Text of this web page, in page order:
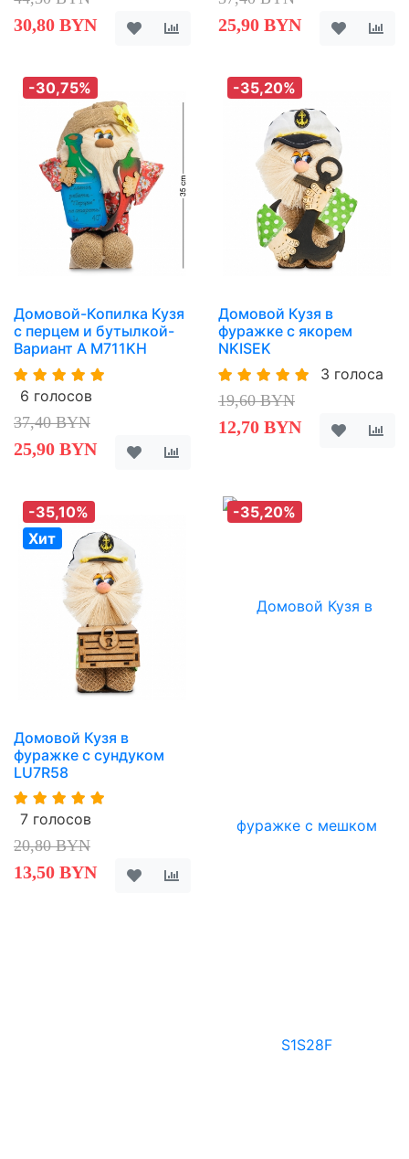
30,80 BYN 25,90 BYN
-30,75%
Домовой-Копилка Кузя
с перцем и бутылкой-
Вариант A M711KH
6 голосов
37,40 BYN
25,90 BYN
-35,20%
Домовой Кузя в
фуражке с якорем
NKISEK
3 голоса
19,60 BYN
12,70 BYN
-35,10%
Хит
Домовой Кузя в
фуражке с сундуком
LU7R58
7 голосов
20,80 BYN
13,50 BYN
-35,20%